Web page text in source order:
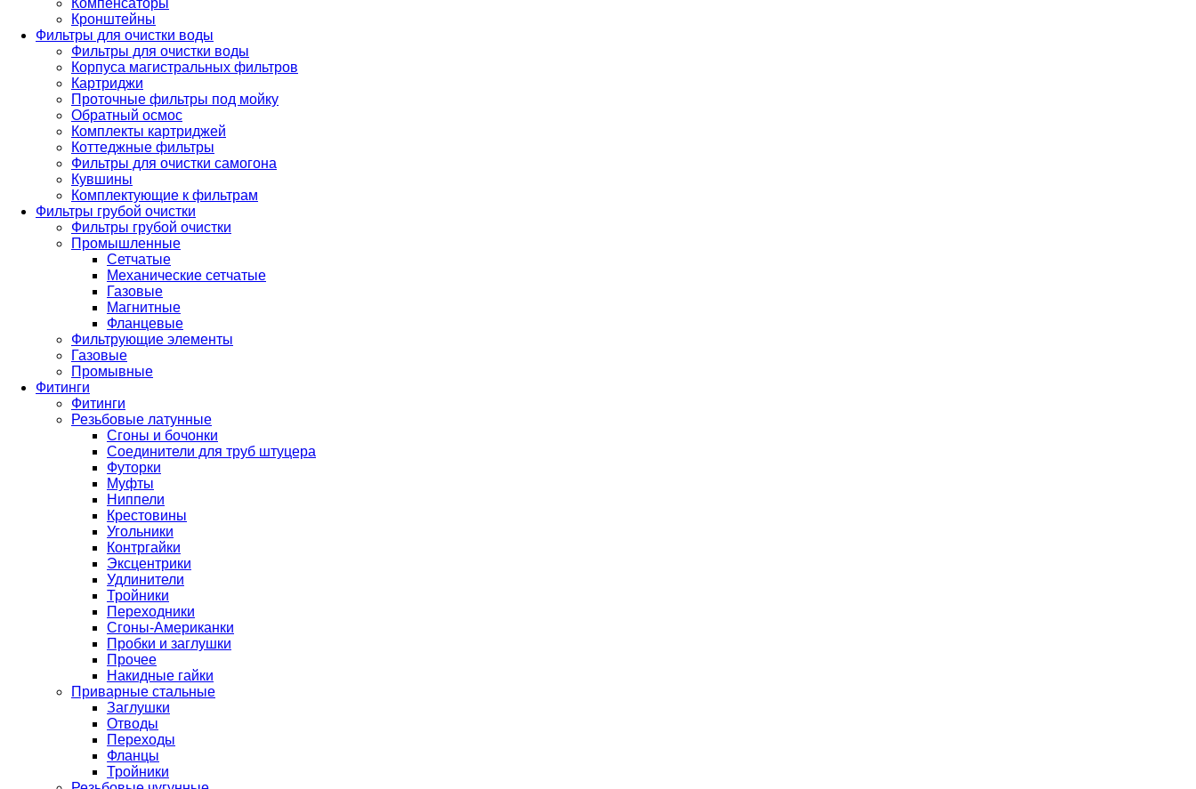
Компенсаторы
Кронштейны
Фильтры для очистки воды
Фильтры для очистки воды
Корпуса магистральных фильтров
Картриджи
Проточные фильтры под мойку
Обратный осмос
Комплекты картриджей
Коттеджные фильтры
Фильтры для очистки самогона
Кувшины
Комплектующие к фильтрам
Фильтры грубой очистки
Фильтры грубой очистки
Промышленные
Сетчатые
Механические сетчатые
Газовые
Магнитные
Фланцевые
Фильтрующие элементы
Газовые
Промывные
Фитинги
Фитинги
Резьбовые латунные
Сгоны и бочонки
Соединители для труб штуцера
Футорки
Муфты
Ниппели
Крестовины
Угольники
Контргайки
Эксцентрики
Удлинители
Тройники
Переходники
Сгоны-Американки
Пробки и заглушки
Прочее
Накидные гайки
Приварные стальные
Заглушки
Отводы
Переходы
Фланцы
Тройники